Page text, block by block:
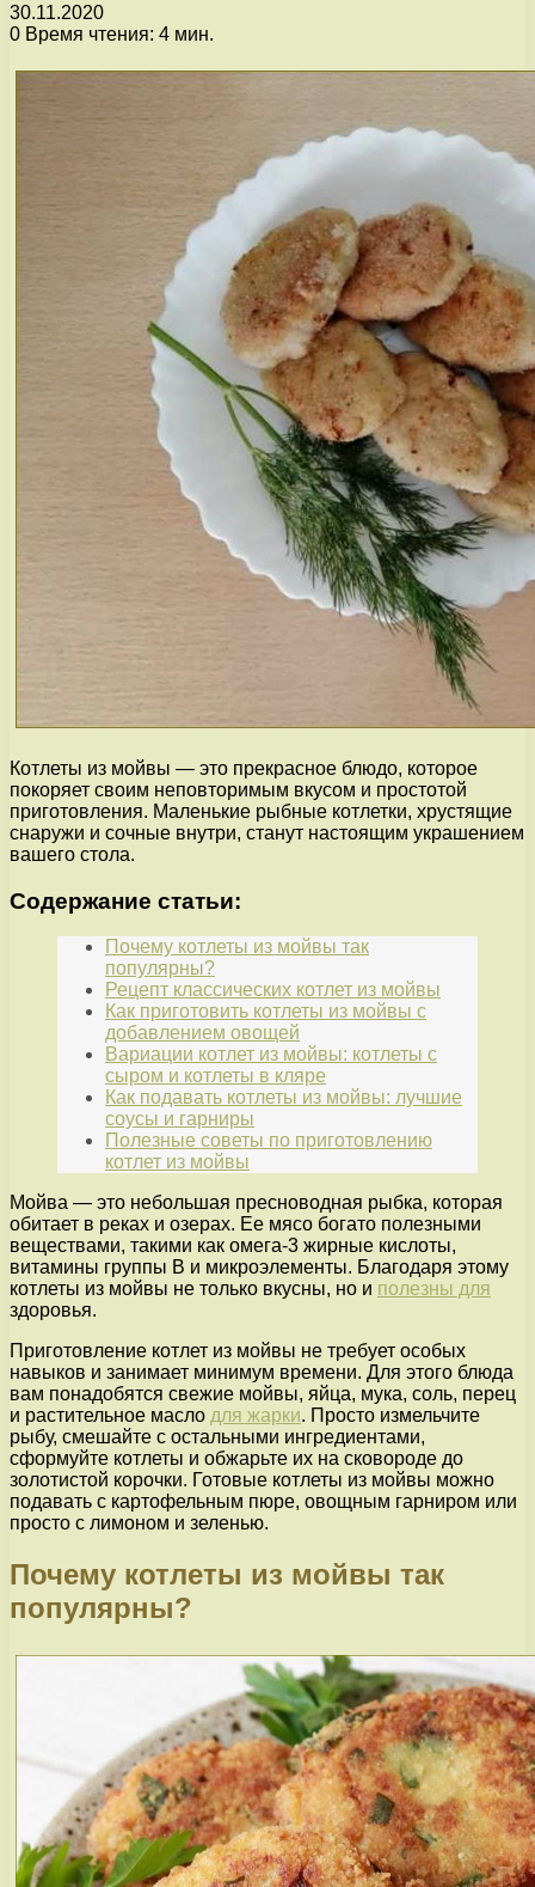
30.11.2020
0 Время чтения: 4 мин.
Котлеты из мойвы — это прекрасное блюдо, которое
покоряет своим неповторимым вкусом и простотой
приготовления. Маленькие рыбные котлетки, хрустящие
снаружи и сочные внутри, станут настоящим украшением
вашего стола.
Содержание статьи:
Почему котлеты из мойвы так
популярны?
Рецепт классических котлет из мойвы
Как приготовить котлеты из мойвы с
добавлением овощей
Вариации котлет из мойвы: котлеты с
сыром и котлеты в кляре
Как подавать котлеты из мойвы: лучшие
соусы и гарниры
Полезные советы по приготовлению
котлет из мойвы
Мойва — это небольшая пресноводная рыбка, которая
обитает в реках и озерах. Ее мясо богато полезными
веществами, такими как омега-3 жирные кислоты,
витамины группы В и микроэлементы. Благодаря этому
котлеты из мойвы не только вкусны, но и полезны для
здоровья.
Приготовление котлет из мойвы не требует особых
навыков и занимает минимум времени. Для этого блюда
вам понадобятся свежие мойвы, яйца, мука, соль, перец
и растительное масло для жарки. Просто измельчите
рыбу, смешайте с остальными ингредиентами,
сформуйте котлеты и обжарьте их на сковороде до
золотистой корочки. Готовые котлеты из мойвы можно
подавать с картофельным пюре, овощным гарниром или
просто с лимоном и зеленью.
Почему котлеты из мойвы так
популярны?